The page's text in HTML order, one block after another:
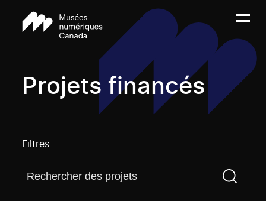
Projets financés
Filtres
Trouvez un projetVous devez saisir un terme de